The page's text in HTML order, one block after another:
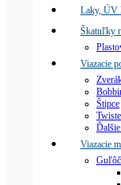
Laky, ÚV
Škatuľky
Viazacie
Štipce
Viazacie